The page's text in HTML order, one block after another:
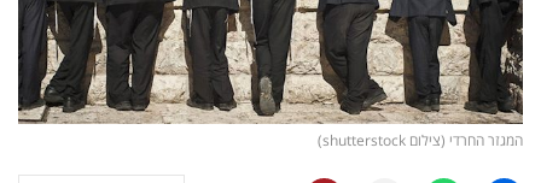
רכילות
עסקית
קריפטו
המגזר החרדי (צילום shutterstock)